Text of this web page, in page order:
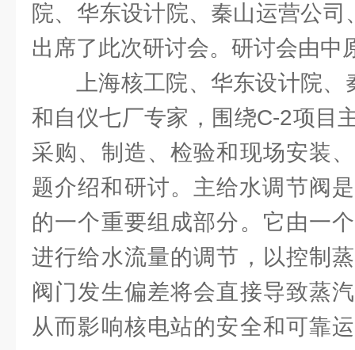
院、华东设计院、秦山运营公
出席了此次研讨会。研讨会由中
上海核工院、华东设计院
和自仪七厂专家，围绕C-2项目
采购、制造、检验和现场安装
题介绍和研讨。主给水调节阀
的一个重要组成部分。它由一
进行给水流量的调节，以控制
阀门发生偏差将会直接导致蒸
从而影响核电站的安全和可靠